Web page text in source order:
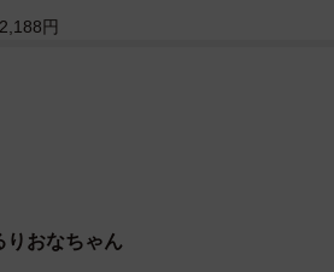
円
りおなちゃん